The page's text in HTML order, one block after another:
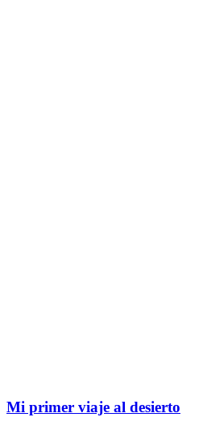
Mi primer viaje al desierto